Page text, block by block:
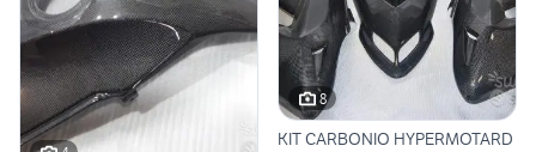
8
KIT CARBONIO HYPERMOTARD